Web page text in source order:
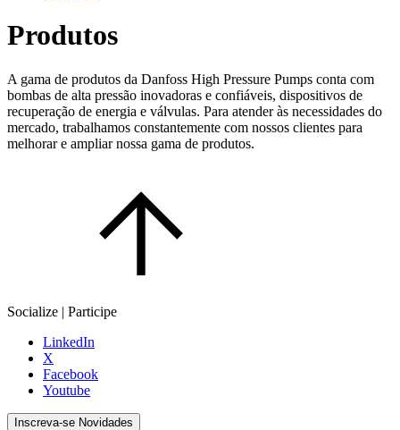
Produtos
A gama de produtos da Danfoss High Pressure Pumps conta com
bombas de alta pressão inovadoras e confiáveis, dispositivos de
recuperação de energia e válvulas. Para atender às necessidades do
mercado, trabalhamos constantemente com nossos clientes para
melhorar e ampliar nossa gama de produtos.
Socialize | Participe
LinkedIn
X
Facebook
Youtube
Inscreva-se Novidades